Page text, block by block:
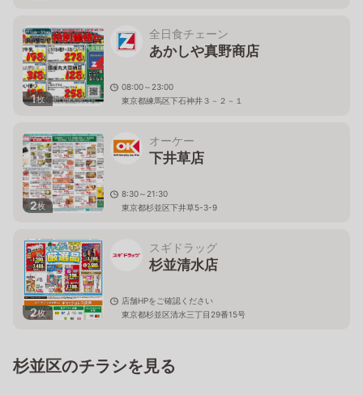
1枚
全日食チェーン
あかしや真野商店
08:00～23:00
東京都練馬区下石神井３－２－１
2枚
オーケー
下井草店
8:30～21:30
東京都杉並区下井草5-3-9
2枚
スギドラッグ
杉並清水店
店舗HPをご確認ください
東京都杉並区清水三丁目29番15号
杉並区のチラシを見る